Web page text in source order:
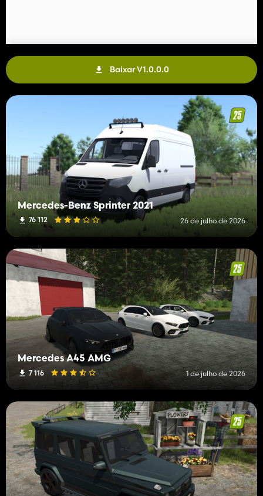
Baixar V1.0.0.0
Mercedes-Benz Sprinter 2021
76 112 26 de julho de 2026
Mercedes A45 AMG
7 116 1 de julho de 2026